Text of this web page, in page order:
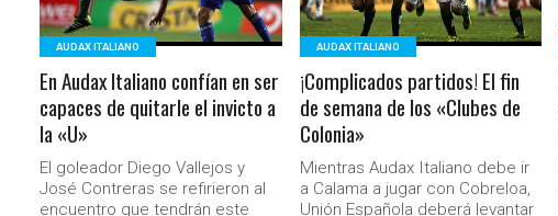
AUDAX ITALIANO
En Audax Italiano confían en ser
capaces de quitarle el invicto a
la «U»
El goleador Diego Vallejos y
José Contreras se refirieron al
encuentro que tendrán este
AUDAX ITALIANO
¡Complicados partidos! El fin
de semana de los «Clubes de
Colonia»
Mientras Audax Italiano debe ir
a Calama a jugar con Cobreloa,
Unión Española deberá levantar